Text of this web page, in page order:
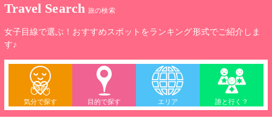
Travel Search 旅の検索
女子目線で選ぶ！おすすめスポットをランキング形式でご紹介しま
す♪
気分で探す 目的で探す エリア 誰と行く？